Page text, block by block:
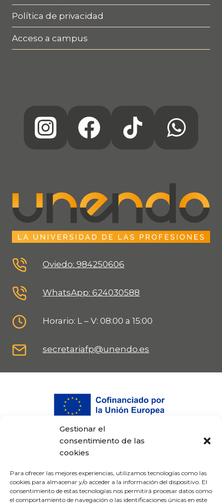
Gestionar el
consentimiento de las
cookies
Para ofrecer las mejores experiencias, utilizamos tecnologías como las
cookies para almacenar y/o acceder a la información del dispositivo. El
consentimiento de estas tecnologías nos permitirá procesar datos como
el comportamiento de navegación o las identificaciones únicas en este
Política de privacidad
Acceso a campus
Oviedo: 984250606
WhatsApp: 624030588
Horario: L – V: 08:00 a 15:00
secretariafp@unendo.es